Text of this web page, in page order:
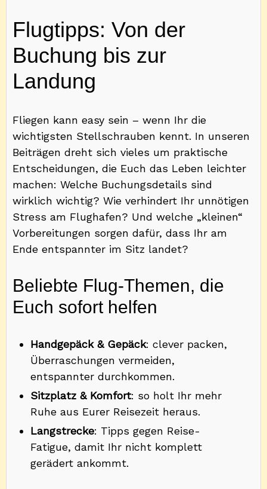
Flugtipps: Von der
Buchung bis zur
Landung
Fliegen kann easy sein – wenn Ihr die
wichtigsten Stellschrauben kennt. In unseren
Beiträgen dreht sich vieles um praktische
Entscheidungen, die Euch das Leben leichter
machen: Welche Buchungsdetails sind
wirklich wichtig? Wie verhindert Ihr unnötigen
Stress am Flughafen? Und welche „kleinen“
Vorbereitungen sorgen dafür, dass Ihr am
Ende entspannter im Sitz landet?
Beliebte Flug-Themen, die
Euch sofort helfen
Handgepäck & Gepäck: clever packen,
Überraschungen vermeiden,
entspannter durchkommen.
Sitzplatz & Komfort: so holt Ihr mehr
Ruhe aus Eurer Reisezeit heraus.
Langstrecke: Tipps gegen Reise-
Fatigue, damit Ihr nicht komplett
gerädert ankommt.